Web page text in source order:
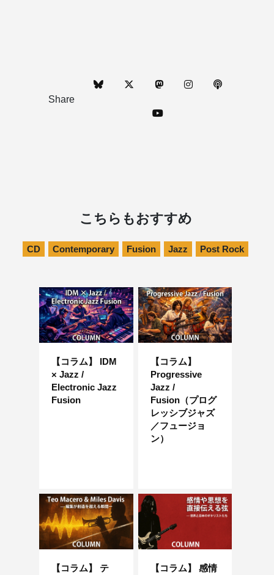
Share
こちらもおすすめ
CD Contemporary Fusion Jazz Post Rock
【コラム】 IDM
× Jazz /
Electronic Jazz
Fusion
【コラム】
Progressive
Jazz /
Fusion（プログ
レッシブジャズ
／フュージョ
ン）
【コラム】 テ
【コラム】 感情